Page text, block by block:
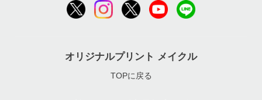
オリジナルプリント メイクル
TOPに戻る